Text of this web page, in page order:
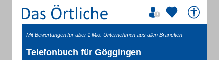
Mit Bewertungen für über 1 Mio. Unternehmen aus allen Branchen
Telefonbuch für Göggingen